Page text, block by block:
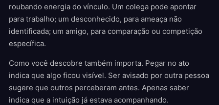
roubando energia do vínculo. Um colega pode apontar
para trabalho; um desconhecido, para ameaça não
identificada; um amigo, para comparação ou competição
específica.
Como você descobre também importa. Pegar no ato
indica que algo ficou visível. Ser avisado por outra pessoa
sugere que outros perceberam antes. Apenas saber
indica que a intuição já estava acompanhando.